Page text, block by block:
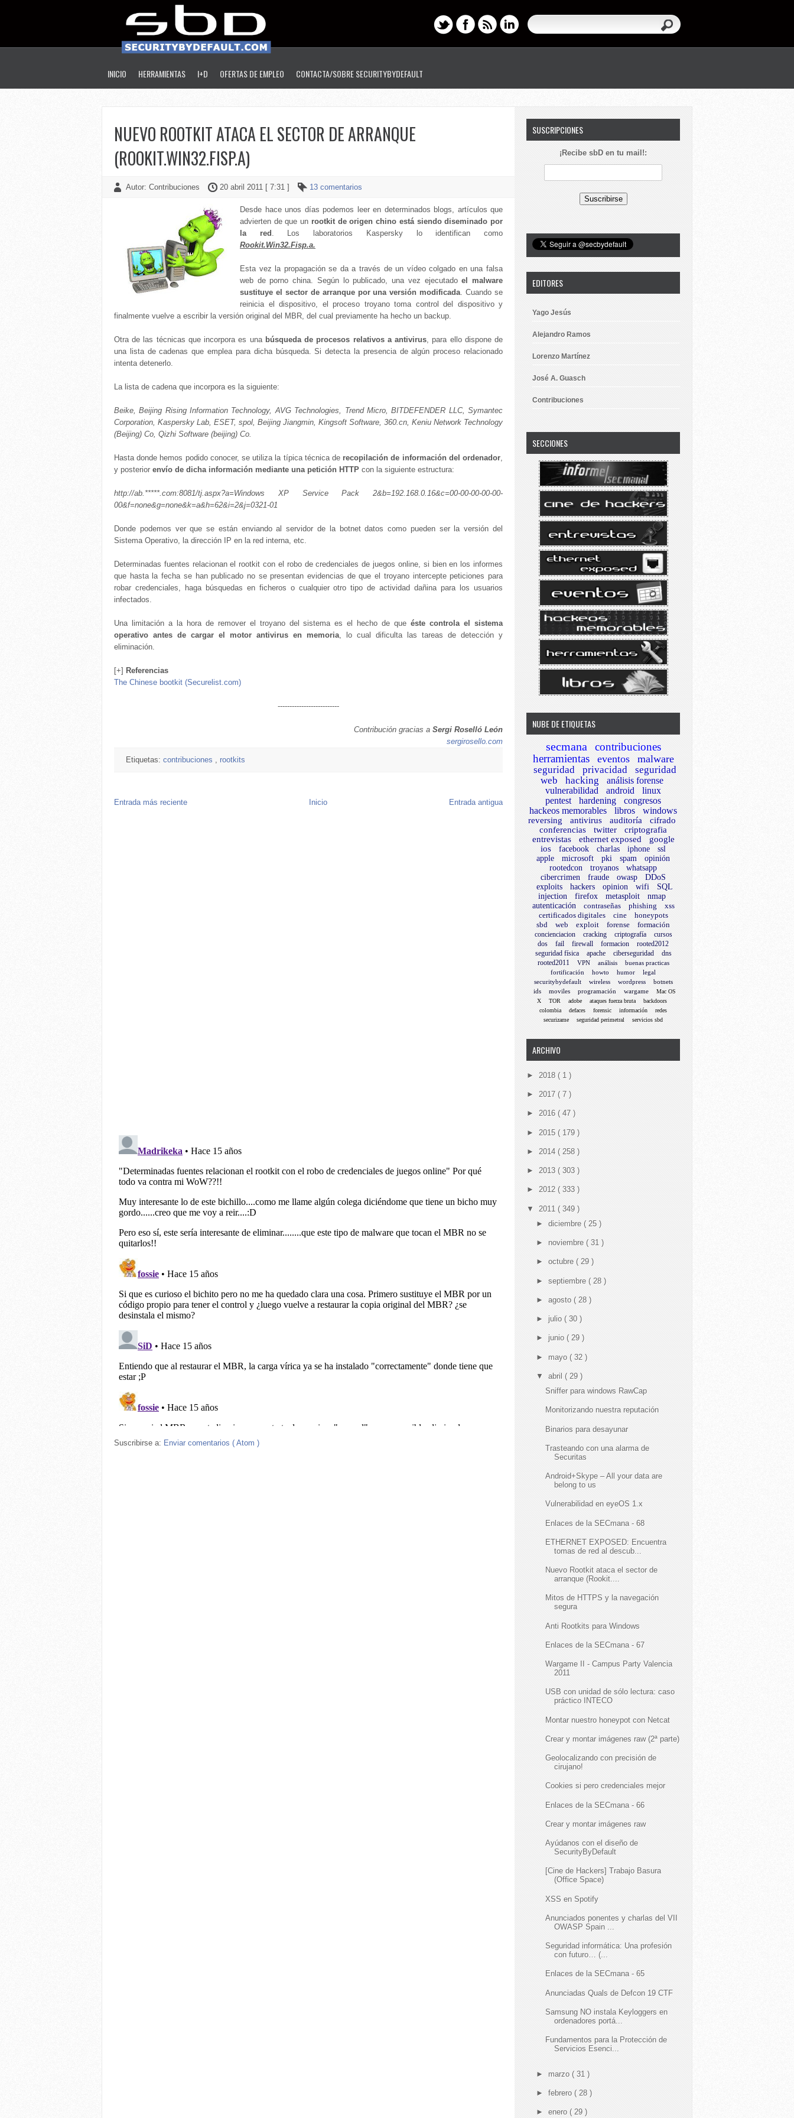
INICIO HERRAMIENTAS I+D OFERTAS DE EMPLEO CONTACTA/SOBRE SECURITYBYDEFAULT
NUEVO ROOTKIT ATACA EL SECTOR DE ARRANQUE
(ROOKIT.WIN32.FISP.A)
Autor: Contribuciones 20 abril 2011 [ 7:31 ] 13 comentarios
Desde hace unos días podemos leer en determinados blogs, artículos que
advierten de que un rootkit de origen chino está siendo diseminado por
la red . Los laboratorios Kaspersky lo identifican como
Rookit.Win32.Fisp.a.
Esta vez la propagación se da a través de un vídeo colgado en una falsa
web de porno china. Según lo publicado, una vez ejecutadoel malware
sustituye el sector de arranque por una versión modificada. Cuando se
reinicia el dispositivo, el proceso troyano toma control del dispositivo y
finalmente vuelve a escribir la versión original del MBR, del cual previamente ha hecho un backup.
Otra de las técnicas que incorpora es una búsqueda de procesos relativos a antivirus, para ello dispone de
una lista de cadenas que emplea para dicha búsqueda. Si detecta la presencia de algún proceso relacionado
intenta detenerlo.
La lista de cadena que incorpora es la siguiente:
Beike, Beijing Rising Information Technology, AVG Technologies, Trend Micro, BITDEFENDER LLC, Symantec
Corporation, Kaspersky Lab, ESET, spol, Beijing Jiangmin, Kingsoft Software, 360.cn, Keniu Network Technology
(Beijing) Co, Qizhi Software (beijing) Co.
Hasta donde hemos podido conocer, se utiliza la típica técnica de recopilación de información del ordenador,
y posterior envío de dicha información mediante una petición HTTP con la siguiente estructura:
http://ab.*****.com:8081/tj.aspx?a=Windows XP Service Pack 2&b=192.168.0.16&c=00-00-00-00-00-
00&f=none&g=none&k=a&h=62&i=2&j=0321-01
Donde podemos ver que se están enviando al servidor de la botnet datos como pueden ser la versión del
Sistema Operativo, la dirección IP en la red interna, etc.
Determinadas fuentes relacionan el rootkit con el robo de credenciales de juegos online, si bien en los informes
que hasta la fecha se han publicado no se presentan evidencias de que el troyano intercepte peticiones para
robar credenciales, haga búsquedas en ficheros o cualquier otro tipo de actividad dañina para los usuarios
infectados.
Una limitación a la hora de remover el troyano del sistema es el hecho de queéste controla el sistema
operativo antes de cargar el motor antivirus en memoria, lo cual dificulta las tareas de detección y
eliminación.
[+] Referencias
The Chinese bootkit (Securelist.com)
--------------------------
Contribución gracias a Sergi Roselló León
sergirosello.com
Etiquetas: contribuciones , rootkits
Entrada más reciente Entrada antigua
Inicio
Suscribirse a: Enviar comentarios ( Atom )
SUSCRIPCIONES
¡Recibe sbD en tu mail!:
EDITORES
Yago Jesús
Alejandro Ramos
Lorenzo Martínez
José A. Guasch
Contribuciones
SECCIONES
NUBE DE ETIQUETAS
secmana
contribuciones
herramientas
eventos malware
seguridad privacidad
seguridad
web
hacking
análisis forense
vulnerabilidad
android
linux
pentest
hardening
congresos
hackeos memorables
libros windows
reversing antivirus auditoría
cifrado
conferencias
twitter
criptografia
entrevistas
ethernet exposed
google
ios
facebook charlas iphone
ssl
apple
microsoft pki spam
opinión
rootedcon
troyanos
whatsapp
cibercrimen
fraude owasp
DDoS
exploits
hackers opinion wifi
SQL
injection
firefox metasploit
nmap
autenticación
contraseñas phishing
xss
certificados digitales
cine
honeypots
sbd
web exploit forense formación
concienciacion cracking criptografía
cursos
dos
fail firewall formacion
rooted2012
seguridad física
apache ciberseguridad
dns
rooted2011
VPN análisis
buenas practicas
fortificación
howto humor
legal
securitybydefault
wireless wordpress
botnets
ids
moviles programación wargame
Mac OS
X
TOR adobe ataques fuerza bruta
backdoors
colombia
defaces forensic información
redes
securizame
seguridad perimetral servicios sbd
ARCHIVO
► 2018 ( 1 )
► 2017 ( 7 )
► 2016 ( 47 )
► 2015 ( 179 )
► 2014 ( 258 )
► 2013 ( 303 )
► 2012 ( 333 )
▼ 2011 ( 349 )
► diciembre ( 25 )
► noviembre ( 31 )
► octubre ( 29 )
► septiembre ( 28 )
► agosto ( 28 )
► julio ( 30 )
► junio ( 29 )
► mayo ( 32 )
▼ abril ( 29 )
Sniffer para windows RawCap
Monitorizando nuestra reputación
Binarios para desayunar
Trasteando con una alarma de
Securitas
Android+Skype – All your data are
belong to us
Vulnerabilidad en eyeOS 1.x
Enlaces de la SECmana - 68
ETHERNET EXPOSED: Encuentra
tomas de red al descub...
Nuevo Rootkit ataca el sector de
arranque (Rookit....
Mitos de HTTPS y la navegación
segura
Anti Rootkits para Windows
Enlaces de la SECmana - 67
Wargame II - Campus Party Valencia
2011
USB con unidad de sólo lectura: caso
práctico INTECO
Montar nuestro honeypot con Netcat
Crear y montar imágenes raw (2ª parte)
Geolocalizando con precisión de
cirujano!
Cookies si pero credenciales mejor
Enlaces de la SECmana - 66
Crear y montar imágenes raw
Ayúdanos con el diseño de
SecurityByDefault
[Cine de Hackers] Trabajo Basura
(Office Space)
XSS en Spotify
Anunciados ponentes y charlas del VII
OWASP Spain ...
Seguridad informática: Una profesión
con futuro… (...
Enlaces de la SECmana - 65
Anunciadas Quals de Defcon 19 CTF
Samsung NO instala Keyloggers en
ordenadores portá...
Fundamentos para la Protección de
Servicios Esenci...
► marzo ( 31 )
► febrero ( 28 )
► enero ( 29 )